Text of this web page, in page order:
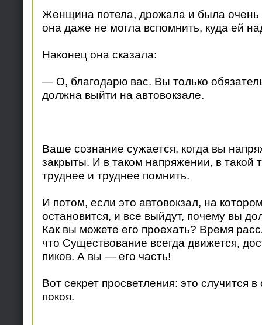
Женщина потела, дрожала и была очень
она даже не могла вспомнить, куда ей
Наконец она сказала:
— О, благодарю вас. Вы только
должна выйти на автовокзале.
Ваше сознание сужается, когда вы
закрыты. И в таком напряжении, в такой
труднее и труднее помнить.
И потом, если это автовокзал, на
остановится, и все выйдут, почему вы
Как вы можете его проехать? Время
что Существование всегда движется,
пиков. А вы — его часть!
Вот секрет просветления: это случится в
покоя.